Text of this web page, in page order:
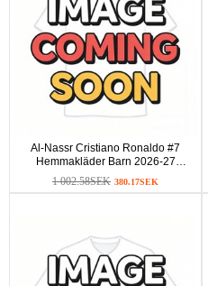
Al-Nassr Cristiano Ronaldo #7
Hemmakläder Barn 2026-27
Kortärmad (+ Korta byxor)
1 002.58SEK 380.17SEK